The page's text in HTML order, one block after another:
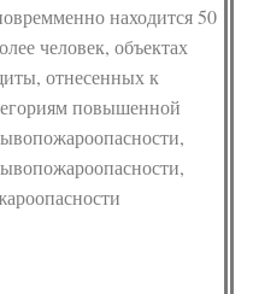
находится 50
человек, объектах
отнесенных к
повышенной